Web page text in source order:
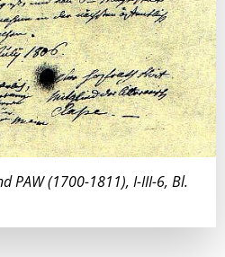
PAW (1700-1811), I-III-6, Bl.